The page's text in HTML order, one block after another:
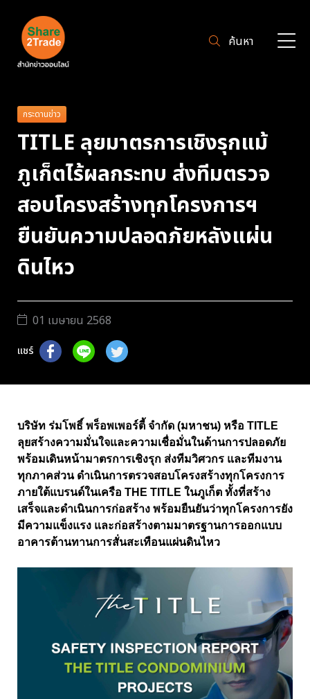
ค้นหา
กระดานข่าว
TITLE ลุยมาตรการเชิงรุกแม้
ภูเก็ตไร้ผลกระทบ ส่งทีมตรวจ
สอบโครงสร้างทุกโครงการฯ
ยืนยันความปลอดภัยหลังแผ่น
ดินไหว
01 เมษายน 2568
แชร์
บริษัท ร่มโพธิ์ พร็อพเพอร์ตี้ จำกัด (มหาชน) หรือ TITLE
ลุยสร้างความมั่นใจและความเชื่อมั่นในด้านการปลอดภัย
พร้อมเดินหน้ามาตรการเชิงรุก ส่งทีมวิศวกร และทีมงาน
ทุกภาคส่วน ดำเนินการตรวจสอบโครงสร้างทุกโครงการ
ภายใต้แบรนด์ในเครือ THE TITLE ในภูเก็ต ทั้งที่สร้าง
เสร็จและดำเนินการก่อสร้าง พร้อมยืนยันว่าทุกโครงการยัง
มีความแข็งแรง และก่อสร้างตามมาตรฐานการออกแบบ
อาคารต้านทานการสั่นสะเทือนแผ่นดินไหว